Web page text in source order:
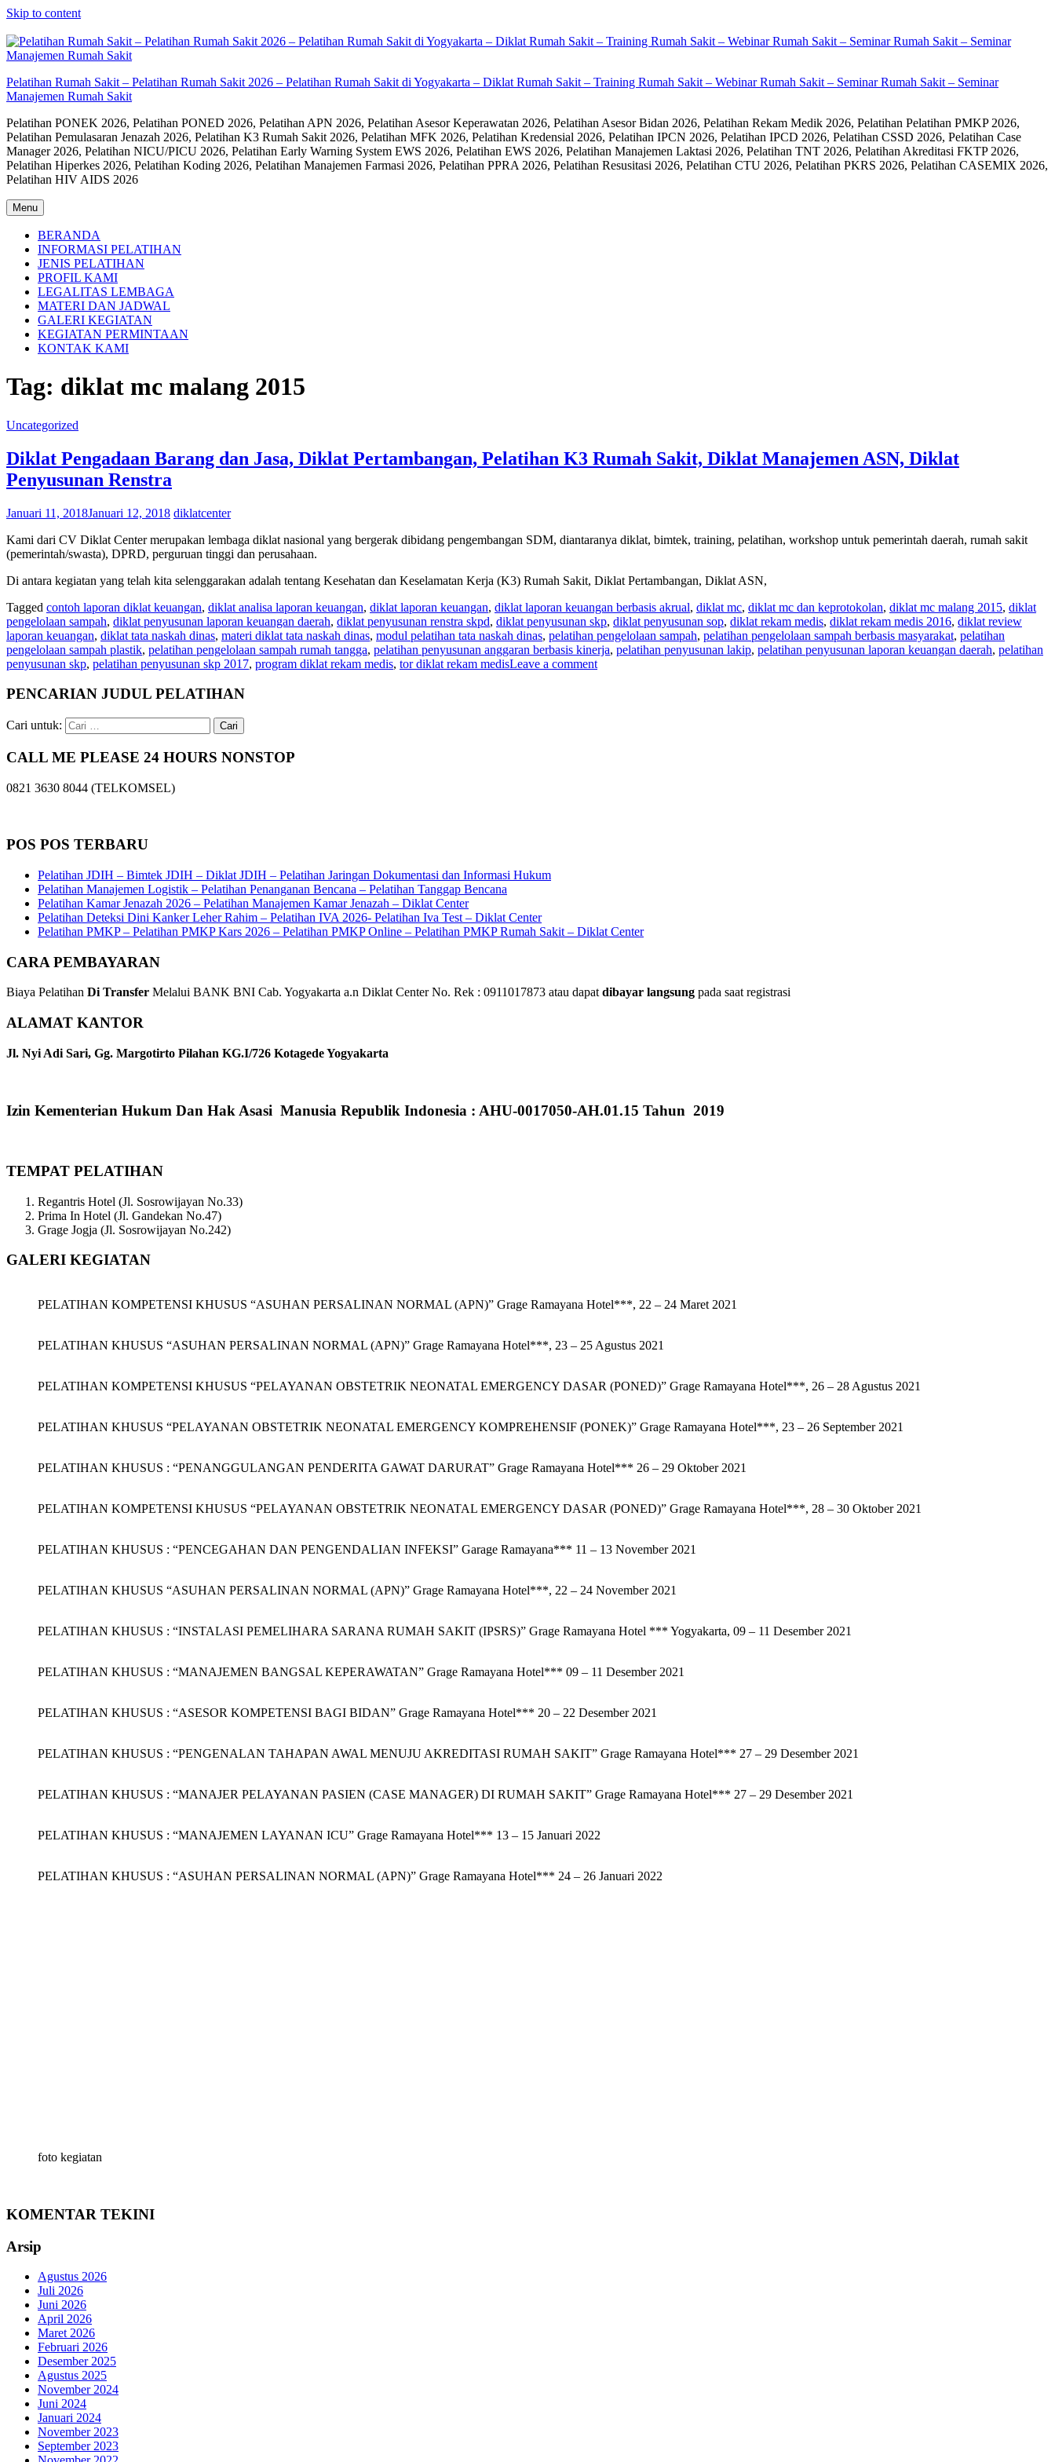
Skip to content
Pelatihan Rumah Sakit – Pelatihan Rumah Sakit 2026 – Pelatihan Rumah Sakit di Yogyakarta – Diklat Rumah Sakit – Training Rumah Sakit – Webinar Rumah Sakit – Seminar Rumah Sakit – Seminar
Manajemen Rumah Sakit
Pelatihan PONEK 2026, Pelatihan PONED 2026, Pelatihan APN 2026, Pelatihan Asesor Keperawatan 2026, Pelatihan Asesor Bidan 2026, Pelatihan Rekam Medik 2026, Pelatihan Pelatihan PMKP 2026,
Pelatihan Pemulasaran Jenazah 2026, Pelatihan K3 Rumah Sakit 2026, Pelatihan MFK 2026, Pelatihan Kredensial 2026, Pelatihan IPCN 2026, Pelatihan IPCD 2026, Pelatihan CSSD 2026, Pelatihan Case
Manager 2026, Pelatihan NICU/PICU 2026, Pelatihan Early Warning System EWS 2026, Pelatihan EWS 2026, Pelatihan Manajemen Laktasi 2026, Pelatihan TNT 2026, Pelatihan Akreditasi FKTP 2026,
Pelatihan Hiperkes 2026, Pelatihan Koding 2026, Pelatihan Manajemen Farmasi 2026, Pelatihan PPRA 2026, Pelatihan Resusitasi 2026, Pelatihan CTU 2026, Pelatihan PKRS 2026, Pelatihan CASEMIX 2026,
Pelatihan HIV AIDS 2026
Menu
BERANDA
INFORMASI PELATIHAN
JENIS PELATIHAN
PROFIL KAMI
LEGALITAS LEMBAGA
MATERI DAN JADWAL
GALERI KEGIATAN
KEGIATAN PERMINTAAN
KONTAK KAMI
Tag: diklat mc malang 2015
Uncategorized
Diklat Pengadaan Barang dan Jasa, Diklat Pertambangan, Pelatihan K3 Rumah Sakit, Diklat Manajemen ASN, Diklat
Penyusunan Renstra
Januari 11, 2018Januari 12, 2018 diklatcenter
Kami dari CV Diklat Center merupakan lembaga diklat nasional yang bergerak dibidang pengembangan SDM, diantaranya diklat, bimtek, training, pelatihan, workshop untuk pemerintah daerah, rumah sakit
(pemerintah/swasta), DPRD, perguruan tinggi dan perusahaan.
Di antara kegiatan yang telah kita selenggarakan adalah tentang Kesehatan dan Keselamatan Kerja (K3) Rumah Sakit, Diklat Pertambangan, Diklat ASN,
Tagged contoh laporan diklat keuangan, diklat analisa laporan keuangan, diklat laporan keuangan, diklat laporan keuangan berbasis akrual, diklat mc, diklat mc dan keprotokolan, diklat mc malang 2015, diklat
pengelolaan sampah, diklat penyusunan laporan keuangan daerah, diklat penyusunan renstra skpd, diklat penyusunan skp, diklat penyusunan sop, diklat rekam medis, diklat rekam medis 2016, diklat review
laporan keuangan, diklat tata naskah dinas, materi diklat tata naskah dinas, modul pelatihan tata naskah dinas, pelatihan pengelolaan sampah, pelatihan pengelolaan sampah berbasis masyarakat, pelatihan
pengelolaan sampah plastik, pelatihan pengelolaan sampah rumah tangga, pelatihan penyusunan anggaran berbasis kinerja, pelatihan penyusunan lakip, pelatihan penyusunan laporan keuangan daerah, pelatihan
penyusunan skp, pelatihan penyusunan skp 2017, program diklat rekam medis, tor diklat rekam medisLeave a comment
PENCARIAN JUDUL PELATIHAN
Cari untuk:
CALL ME PLEASE 24 HOURS NONSTOP
0821 3630 8044 (TELKOMSEL)
POS POS TERBARU
Pelatihan JDIH – Bimtek JDIH – Diklat JDIH – Pelatihan Jaringan Dokumentasi dan Informasi Hukum
Pelatihan Manajemen Logistik – Pelatihan Penanganan Bencana – Pelatihan Tanggap Bencana
Pelatihan Kamar Jenazah 2026 – Pelatihan Manajemen Kamar Jenazah – Diklat Center
Pelatihan Deteksi Dini Kanker Leher Rahim – Pelatihan IVA 2026- Pelatihan Iva Test – Diklat Center
Pelatihan PMKP – Pelatihan PMKP Kars 2026 – Pelatihan PMKP Online – Pelatihan PMKP Rumah Sakit – Diklat Center
CARA PEMBAYARAN
Biaya Pelatihan Di Transfer Melalui BANK BNI Cab. Yogyakarta a.n Diklat Center No. Rek : 0911017873 atau dapatdibayar langsung pada saat registrasi
ALAMAT KANTOR
Jl. Nyi Adi Sari, Gg. Margotirto Pilahan KG.I/726 Kotagede Yogyakarta
Izin Kementerian Hukum Dan Hak Asasi Manusia Republik Indonesia : AHU-0017050-AH.01.15 Tahun 2019
TEMPAT PELATIHAN
Regantris Hotel (Jl. Sosrowijayan No.33)
Prima In Hotel (Jl. Gandekan No.47)
Grage Jogja (Jl. Sosrowijayan No.242)
GALERI KEGIATAN
PELATIHAN KOMPETENSI KHUSUS “ASUHAN PERSALINAN NORMAL (APN)” Grage Ramayana Hotel***, 22 – 24 Maret 2021
PELATIHAN KHUSUS “ASUHAN PERSALINAN NORMAL (APN)” Grage Ramayana Hotel***, 23 – 25 Agustus 2021
PELATIHAN KOMPETENSI KHUSUS “PELAYANAN OBSTETRIK NEONATAL EMERGENCY DASAR (PONED)” Grage Ramayana Hotel***, 26 – 28 Agustus 2021
PELATIHAN KHUSUS “PELAYANAN OBSTETRIK NEONATAL EMERGENCY KOMPREHENSIF (PONEK)” Grage Ramayana Hotel***, 23 – 26 September 2021
PELATIHAN KHUSUS : “PENANGGULANGAN PENDERITA GAWAT DARURAT” Grage Ramayana Hotel*** 26 – 29 Oktober 2021
PELATIHAN KOMPETENSI KHUSUS “PELAYANAN OBSTETRIK NEONATAL EMERGENCY DASAR (PONED)” Grage Ramayana Hotel***, 28 – 30 Oktober 2021
PELATIHAN KHUSUS : “PENCEGAHAN DAN PENGENDALIAN INFEKSI” Garage Ramayana*** 11 – 13 November 2021
PELATIHAN KHUSUS “ASUHAN PERSALINAN NORMAL (APN)” Grage Ramayana Hotel***, 22 – 24 November 2021
PELATIHAN KHUSUS : “INSTALASI PEMELIHARA SARANA RUMAH SAKIT (IPSRS)” Grage Ramayana Hotel *** Yogyakarta, 09 – 11 Desember 2021
PELATIHAN KHUSUS : “MANAJEMEN BANGSAL KEPERAWATAN” Grage Ramayana Hotel*** 09 – 11 Desember 2021
PELATIHAN KHUSUS : “ASESOR KOMPETENSI BAGI BIDAN” Grage Ramayana Hotel*** 20 – 22 Desember 2021
PELATIHAN KHUSUS : “PENGENALAN TAHAPAN AWAL MENUJU AKREDITASI RUMAH SAKIT” Grage Ramayana Hotel*** 27 – 29 Desember 2021
PELATIHAN KHUSUS : “MANAJER PELAYANAN PASIEN (CASE MANAGER) DI RUMAH SAKIT” Grage Ramayana Hotel*** 27 – 29 Desember 2021
PELATIHAN KHUSUS : “MANAJEMEN LAYANAN ICU” Grage Ramayana Hotel*** 13 – 15 Januari 2022
PELATIHAN KHUSUS : “ASUHAN PERSALINAN NORMAL (APN)” Grage Ramayana Hotel*** 24 – 26 Januari 2022
foto kegiatan
KOMENTAR TEKINI
Arsip
Agustus 2026
Juli 2026
Juni 2026
April 2026
Maret 2026
Februari 2026
Desember 2025
Agustus 2025
November 2024
Juni 2024
Januari 2024
November 2023
September 2023